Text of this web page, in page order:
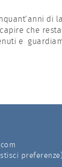
di
che
e
preferenze)